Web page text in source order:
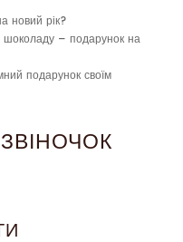
новий рік?
шоколаду – подарунок на
подарунок своїм